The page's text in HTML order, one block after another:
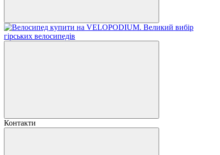
Контакти